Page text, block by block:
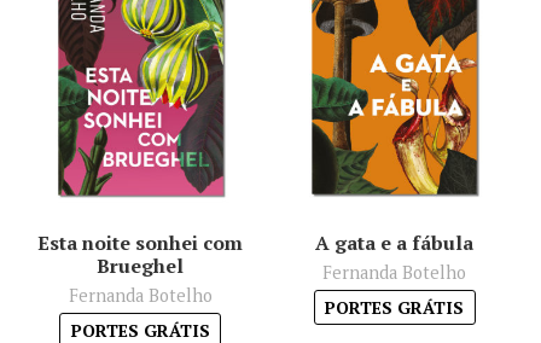
Esta noite sonhei com
Brueghel
Fernanda Botelho
PORTES GRÁTIS
A gata e a fábula
Fernanda Botelho
PORTES GRÁTIS